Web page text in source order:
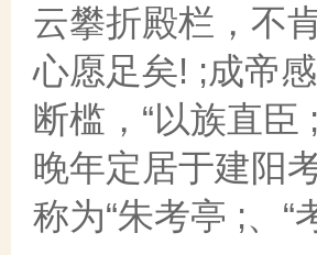
云攀折殿栏，不
心愿足矣! ;成帝
断槛，“以族直
晚年定居于建阳
称为“朱考亭 ;、